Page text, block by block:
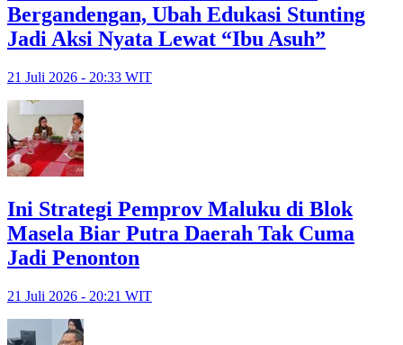
Bergandengan, Ubah Edukasi Stunting
Jadi Aksi Nyata Lewat “Ibu Asuh”
21 Juli 2026 - 20:33 WIT
Ini Strategi Pemprov Maluku di Blok
Masela Biar Putra Daerah Tak Cuma
Jadi Penonton
21 Juli 2026 - 20:21 WIT